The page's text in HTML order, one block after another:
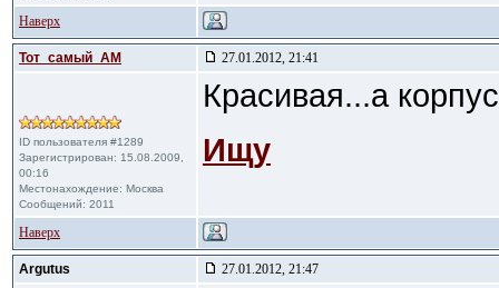
Наверх
Тот_самый_АМ 27.01.2012, 21:41
ID пользователя #1289
Зарегистрирован: 15.08.2009,
00:16
Местонахождение: Москва
Сообщений: 2011
Красивая...а
Ищу
Наверх
Argutus
27.01.2012, 21:47